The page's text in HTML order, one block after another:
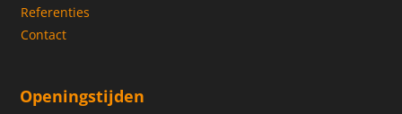
Referenties
Contact
Openingstijden